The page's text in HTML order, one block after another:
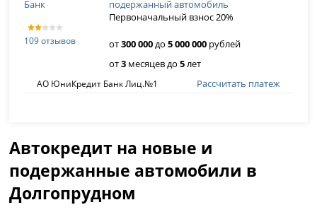
109 отзывов
подержанный автомобиль
Первоначальный взнос 20%
от300 000до5 000 000 рублей
от3 месяцев до5лет
АО ЮниКредит Банк Лиц.№1 Рассчитать платеж
Автокредит на новые и
подержанные автомобили в
Долгопрудном